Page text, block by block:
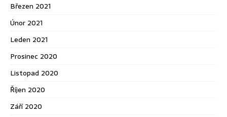
Březen 2021
Únor 2021
Leden 2021
Prosinec 2020
Listopad 2020
Říjen 2020
Září 2020